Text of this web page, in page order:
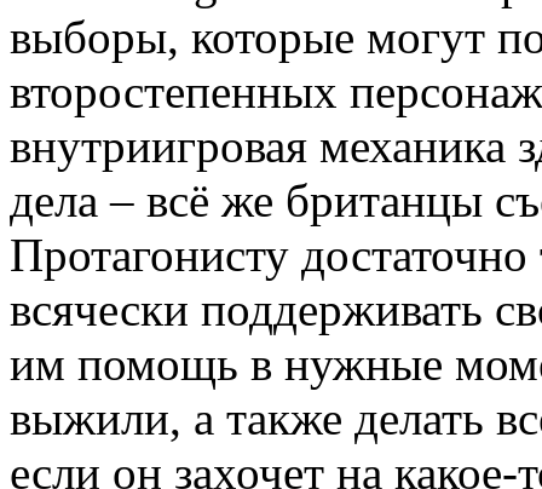
выборы, которые могут
второстепенных
внутриигровая механика
дела – всё же британцы
Протагонисту
всячески поддерживать
им помощь в нужные
выжили, а также делать
если он захочет на